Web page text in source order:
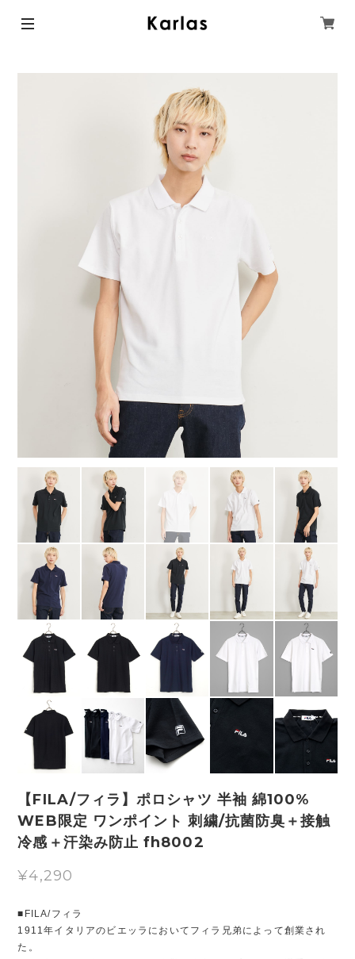
【FILA/フィラ】ポロシャツ 半袖 綿100%
WEB限定 ワンポイント 刺繍/抗菌防臭＋接触
冷感＋汗染み防止 fh8002
¥4,290
■FILA/フィラ
1911年イタリアのビエッラにおいてフィラ兄弟によって創業され
た。